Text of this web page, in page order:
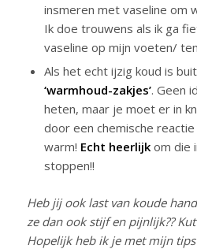
insmeren met vaseline om
Ik doe trouwens als ik ga
vaseline op mijn voeten/
Als het echt ijzig koud is
‘warmhoud-zakjes’. Geen
heten, maar je moet er in
door een chemische
warm! Echt heerlijkom die
stoppen!!
Heb jij ook last van koude
ze dan ook stijf en pijnlijk?? Kut
Hopelijk heb ik je met mijn